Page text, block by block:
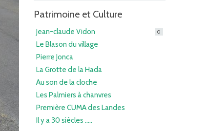
Patrimoine et Culture
Jean-claude Vidon 0
Le Blason du village
Pierre Jonca
La Grotte de la Hada
Au son de la cloche
Les Palmiers à chanvres
Première CUMA des Landes
Il y a 30 siècles .....